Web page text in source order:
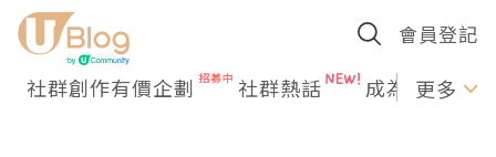
會員登記
社群創作有價企劃 社群熱話 成為U更多